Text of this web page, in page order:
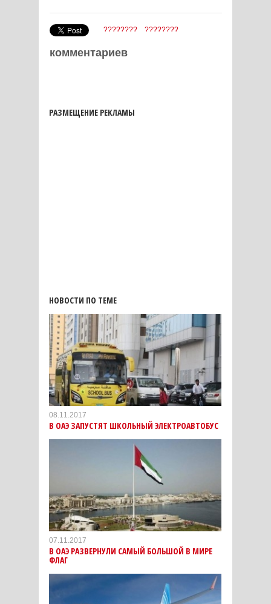
???????? ????????
комментариев
РАЗМЕЩЕНИЕ РЕКЛАМЫ
НОВОСТИ ПО ТЕМЕ
08.11.2017
В ОАЭ ЗАПУСТЯТ ШКОЛЬНЫЙ ЭЛЕКТРОАВТОБУС
07.11.2017
В ОАЭ РАЗВЕРНУЛИ САМЫЙ БОЛЬШОЙ В МИРЕ
ФЛАГ